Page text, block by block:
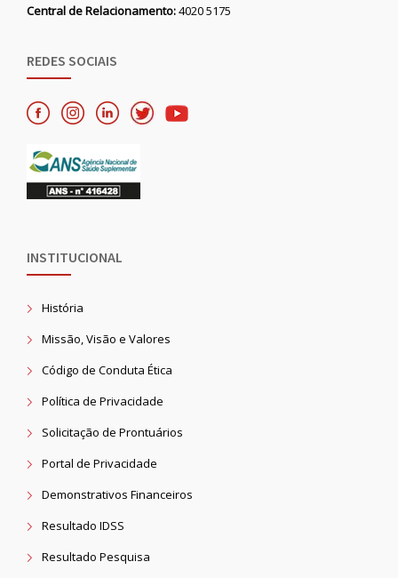
Central de Relacionamento:4020 5175
REDES SOCIAIS
INSTITUCIONAL
História
Missão, Visão e Valores
Código de Conduta Ética
Política de Privacidade
Solicitação de Prontuários
Portal de Privacidade
Demonstrativos Financeiros
Resultado IDSS
Resultado Pesquisa